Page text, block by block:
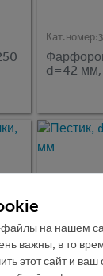
Кат.номер:
d=42
файлы на нашем
важны, в то
этот сайт и ваш